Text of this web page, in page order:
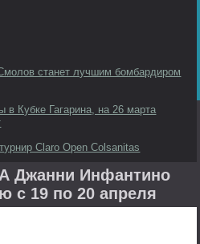
станет лучшим бомбардиром
в Кубке Гагарина, на 26 марта
Claro Open Colsanitas
Джанни Инфантино
с 19 по 20 апреля